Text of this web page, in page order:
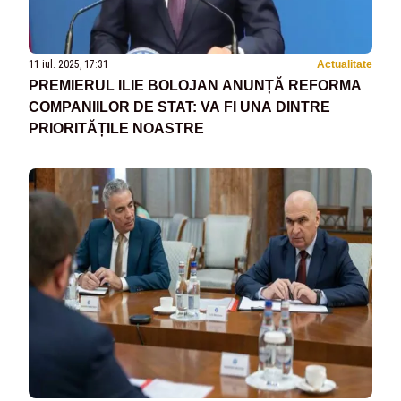
11 iul. 2025, 17:31 Actualitate
PREMIERUL ILIE BOLOJAN ANUNȚĂ REFORMA
COMPANIILOR DE STAT: VA FI UNA DINTRE
PRIORITĂȚILE NOASTRE